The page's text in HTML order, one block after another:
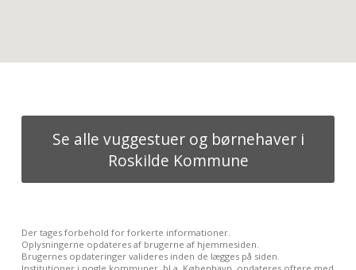
Se alle vuggestuer og børnehaver i
Roskilde Kommune
Der tages forbehold for forkerte informationer.
Oplysningerne opdateres af brugerne af hjemmesiden.
Brugernes opdateringer valideres inden de lægges på siden.